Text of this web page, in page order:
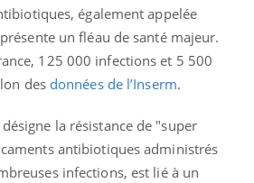
également appelée
un fléau de santé majeur.
125 000 infections et 5 500
des données de l’Inserm.
la résistance de "super
antibiotiques administrés
infections, est lié à un